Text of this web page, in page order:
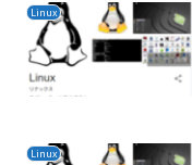
Linux
Linux